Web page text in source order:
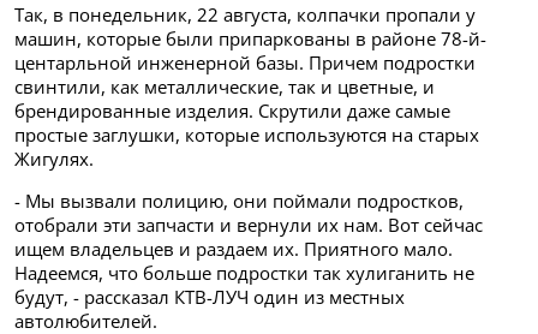
Так, в понедельник, 22 августа, колпачки пропали у
машин, которые были припаркованы в районе 78-й-
центарльной инженерной базы. Причем подростки
свинтили, как металлические, так и цветные, и
брендированные изделия. Скрутили даже самые
простые заглушки, которые используются на старых
Жигулях.
- Мы вызвали полицию, они поймали подростков,
отобрали эти запчасти и вернули их нам. Вот сейчас
ищем владельцев и раздаем их. Приятного мало.
Надеемся, что больше подростки так хулиганить не
будут, - рассказал КТВ-ЛУЧ один из местных
автолюбителей.